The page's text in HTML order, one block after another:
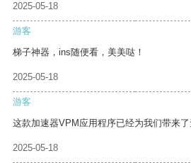
2025-05-18
游客
梯子神器，ins随便看，美美哒！
2025-05-18
游客
这款加速器VPM应用程序已经为我们带来了
2025-05-18